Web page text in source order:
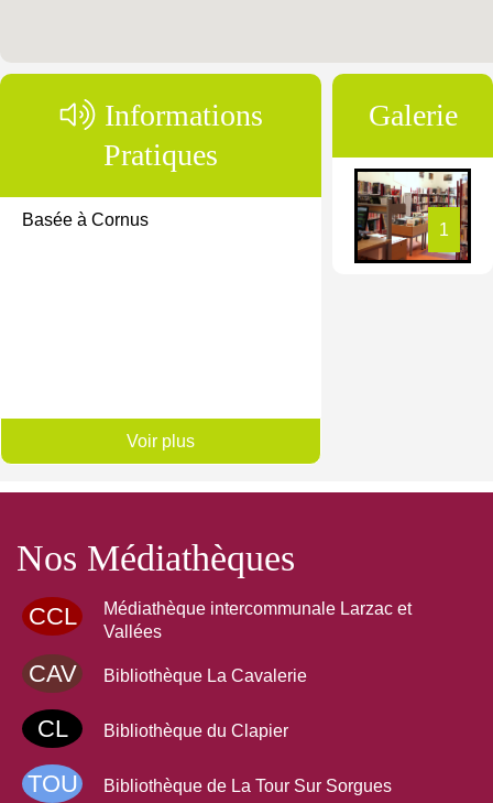
Informations
Pratiques
Basée à Cornus
Voir plus
Galerie
1
Nos Médiathèques
CCL
Médiathèque intercommunale Larzac et
Vallées
CAV Bibliothèque La Cavalerie
CL Bibliothèque du Clapier
TOU Bibliothèque de La Tour Sur Sorgues